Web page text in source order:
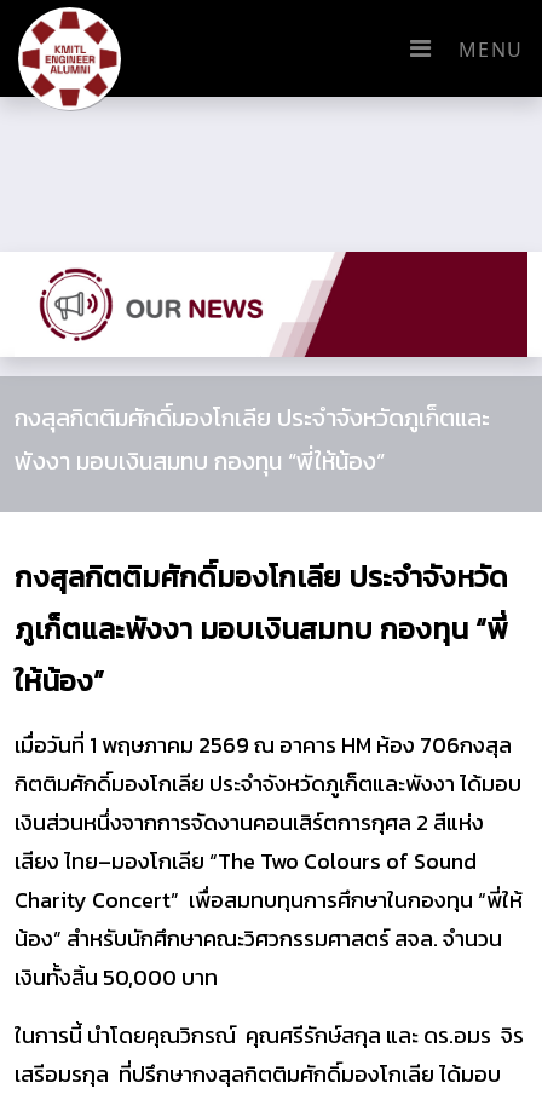
MENU
กงสุลกิตติมศักดิ์มองโกเลีย ประจำจังหวัดภูเก็ตและ
พังงา มอบเงินสมทบ กองทุน “พี่ให้น้อง”
กงสุลกิตติมศักดิ์มองโกเลีย ประจำจังหวัด
ภูเก็ตและพังงา มอบเงินสมทบ กองทุน “พี่
ให้น้อง”
เมื่อวันที่ 1 พฤษภาคม 2569 ณ อาคาร HM ห้อง 706กงสุล
กิตติมศักดิ์มองโกเลีย ประจำจังหวัดภูเก็ตและพังงา ได้มอบ
เงินส่วนหนึ่งจากการจัดงานคอนเสิร์ตการกุศล 2 สีแห่ง
เสียง ไทย–มองโกเลีย “The Two Colours of Sound
Charity Concert” เพื่อสมทบทุนการศึกษาในกองทุน “พี่ให้
น้อง” สำหรับนักศึกษาคณะวิศวกรรมศาสตร์ สจล. จำนวน
เงินทั้งสิ้น 50,000 บาท
ในการนี้ นำโดยคุณวิกรณ์ คุณศรีรักษ์สกุล และ ดร.อมร จิร
เสรีอมรกุล ที่ปรึกษากงสุลกิตติมศักดิ์มองโกเลีย ได้มอบ